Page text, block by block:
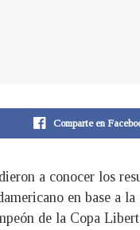
Comparte en
a conocer los
en base a
de la Copa